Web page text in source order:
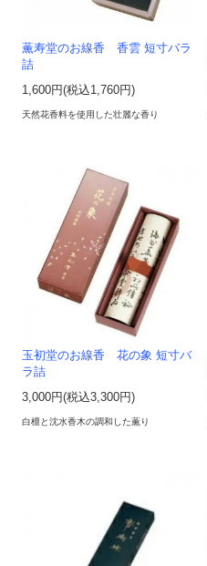
薫寿堂のお線香 香雲 短寸バラ
詰
1,600円(税込1,760円)
天然花香料を使用した壮麗な香り
玉初堂のお線香 花の象 短寸バ
ラ詰
3,000円(税込3,300円)
白檀と沈水香木の調和した薫り